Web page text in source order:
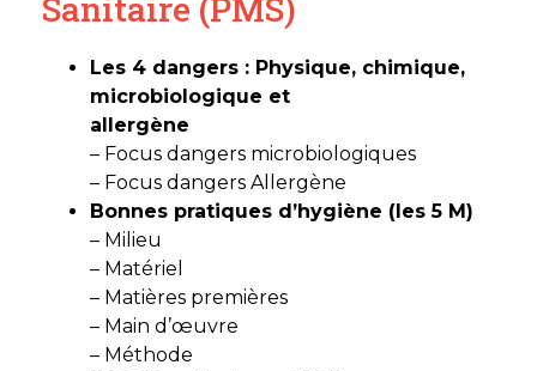
Sanitaire (PMS)
Les 4 dangers : Physique, chimique,
microbiologique et
allergène
– Focus dangers microbiologiques
– Focus dangers Allergène
Bonnes pratiques d’hygiène (les 5 M)
– Milieu
– Matériel
– Matières premières
– Main d’œuvre
– Méthode